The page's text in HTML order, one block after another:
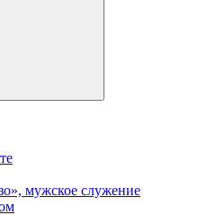
мужское служение